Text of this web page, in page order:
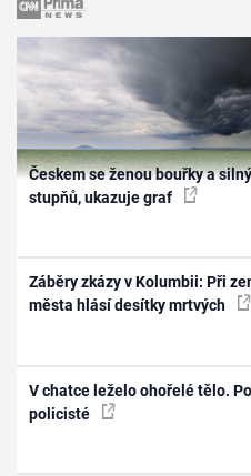
Českem se ženou bouřky a
stupňů, ukazuje graf
Záběry zkázy v Kolumbii: Při
města hlásí desítky mrtvých
V chatce leželo ohořelé tělo.
policisté